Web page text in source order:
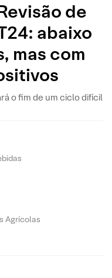
de
abaixo
mas com
o fim de um ciclo difícil
Agrícolas